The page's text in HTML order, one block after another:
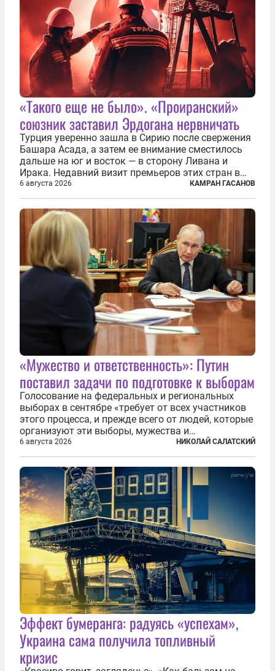
«Такого еще не было». «Проиранский»
союзник заставил Эрдогана нервничать
Турция уверенно зашла в Сирию после свержения
Башара Асада, а затем ее внимание сместилось
дальше на юг и восток — в сторону Ливана и
Ирака. Недавний визит премьеров этих стран в
Анкару, договоры об участии турецкой компании
TPAO в разработке нефти иракского Киркука и
«Дороги развития» подтверждают...
6 августа 2026 КАМРАН ГАСАНОВ
«Мужество и ответственность»: Путин
поставил задачи по подготовке к выборам
Голосование на федеральных и региональных
выборах в сентябре «требует от всех участников
этого процесса, и прежде всего от людей, которые
организуют эти выборы, мужества и
ответственного отношения к формированию
власти», — подчеркнул президент Владимир Путин
на состоявшейся 5 августа в Кремле...
6 августа 2026 НИКОЛАЙ САЛАТСКИЙ
Эффект бумеранга: радуясь «успехам»,
Украина сама получила топливный
кризис